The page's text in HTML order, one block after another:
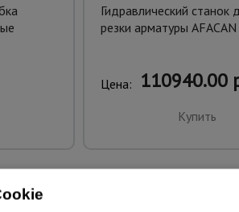
Гидравлический станок
резки арматуры
Цена: 110940.00
Купить